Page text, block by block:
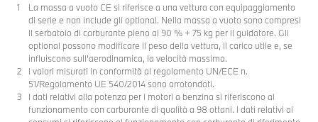
La massa a vuoto CE si riferisce a una vettura con equipaggiamento
di serie e non include gli optional. Nella massa a vuoto sono compresi
il serbatoio di carburante pieno al 90 % + 75 kg per il guidatore. Gli
optional possono modificare il peso della vettura, il carico utile e, se
influiscono sull’aerodinamica, la velocità massima.
I valori misurati in conformità al regolamento UN/ECE n.
51/Regolamento UE 540/2014 sono arrotondati.
I dati relativi alla potenza per i motori a benzina si riferiscono al
funzionamento con carburante di qualità a 98 ottani. I dati relativi ai